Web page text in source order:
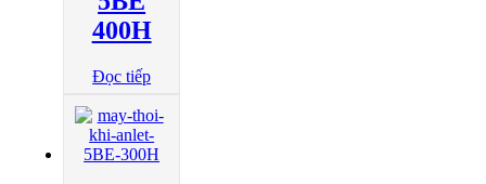
400H
Đọc tiếp